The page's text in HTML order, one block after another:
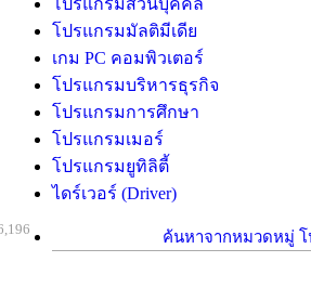
โปรแกรมส่วนบุคคล
โปรแกรมมัลติมีเดีย
เกม PC คอมพิวเตอร์
โปรแกรมบริหารธุรกิจ
โปรแกรมการศึกษา
โปรแกรมเมอร์
โปรแกรมยูทิลิตี้
ไดร์เวอร์ (Driver)
ค้นหาจากหมวดหมู่ โ